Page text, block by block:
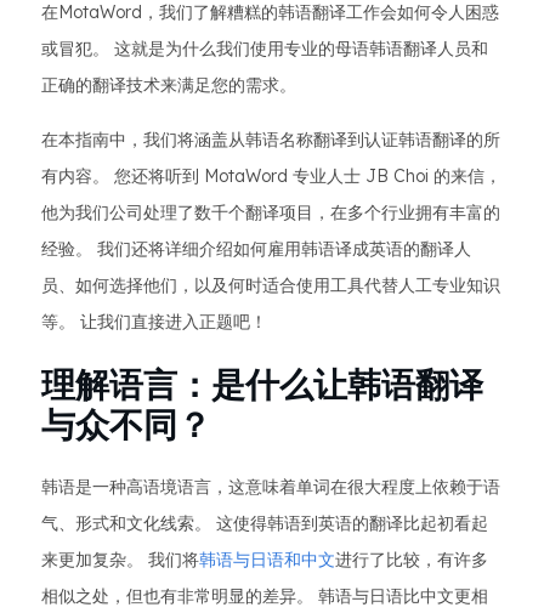
在MotaWord，我们了解糟糕的韩语翻译工作会如何令人困惑
或冒犯。 这就是为什么我们使用专业的母语韩语翻译人员和
正确的翻译技术来满足您的需求。
在本指南中，我们将涵盖从韩语名称翻译到认证韩语翻译的所
有内容。 您还将听到 MotaWord 专业人士 JB Choi 的来信，
他为我们公司处理了数千个翻译项目，在多个行业拥有丰富的
经验。 我们还将详细介绍如何雇用韩语译成英语的翻译人
员、如何选择他们，以及何时适合使用工具代替人工专业知识
等。 让我们直接进入正题吧！
理解语言：是什么让韩语翻译
与众不同？
韩语是一种高语境语言，这意味着单词在很大程度上依赖于语
气、形式和文化线索。 这使得韩语到英语的翻译比起初看起
来更加复杂。 我们将韩语与日语和中文进行了比较，有许多
相似之处，但也有非常明显的差异。 韩语与日语比中文更相